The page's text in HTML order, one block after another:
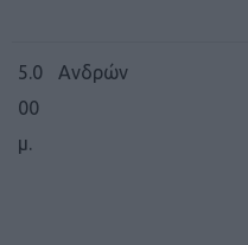
5.0
00
μ.
Ανδρών